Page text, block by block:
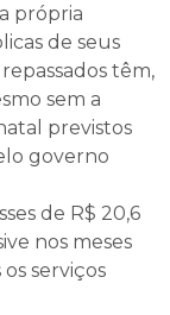
própria
de seus
têm,
sem a
previstos
governo
de R$ 20,6
nos meses
serviços